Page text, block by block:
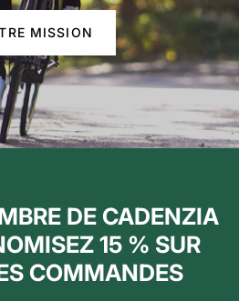
MISSION
DE CADENZIA
15 % SUR
COMMANDES